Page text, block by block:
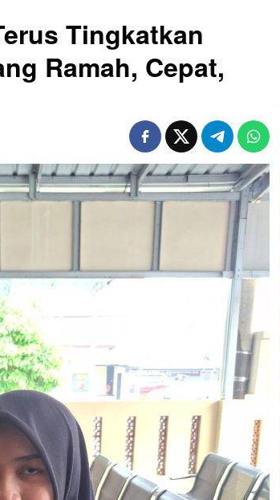
Tingkatkan
Ramah, Cepat,